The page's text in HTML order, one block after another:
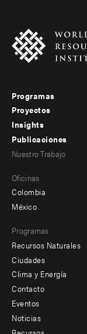
Footer
menu
-
Programas
Proyectos
Insights
Publicaciones
menu
-
Nuestro Trabajo
Oficinas
Colombia
México
Programas
Recursos Naturales
Ciudades
Clima y Energía
Footer
menu
Contacto
Eventos
Noticias